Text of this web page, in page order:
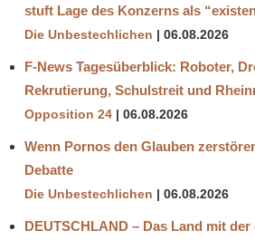
stuft Lage des Konzerns als
Die Unbestechlichen 06.08.2026
F-News Tagesüberblick: Roboter,
Rekrutierung, Schulstreit und
Opposition 24 06.08.2026
Wenn Pornos den Glauben
Debatte
Die Unbestechlichen 06.08.2026
DEUTSCHLAND – Das Land mit